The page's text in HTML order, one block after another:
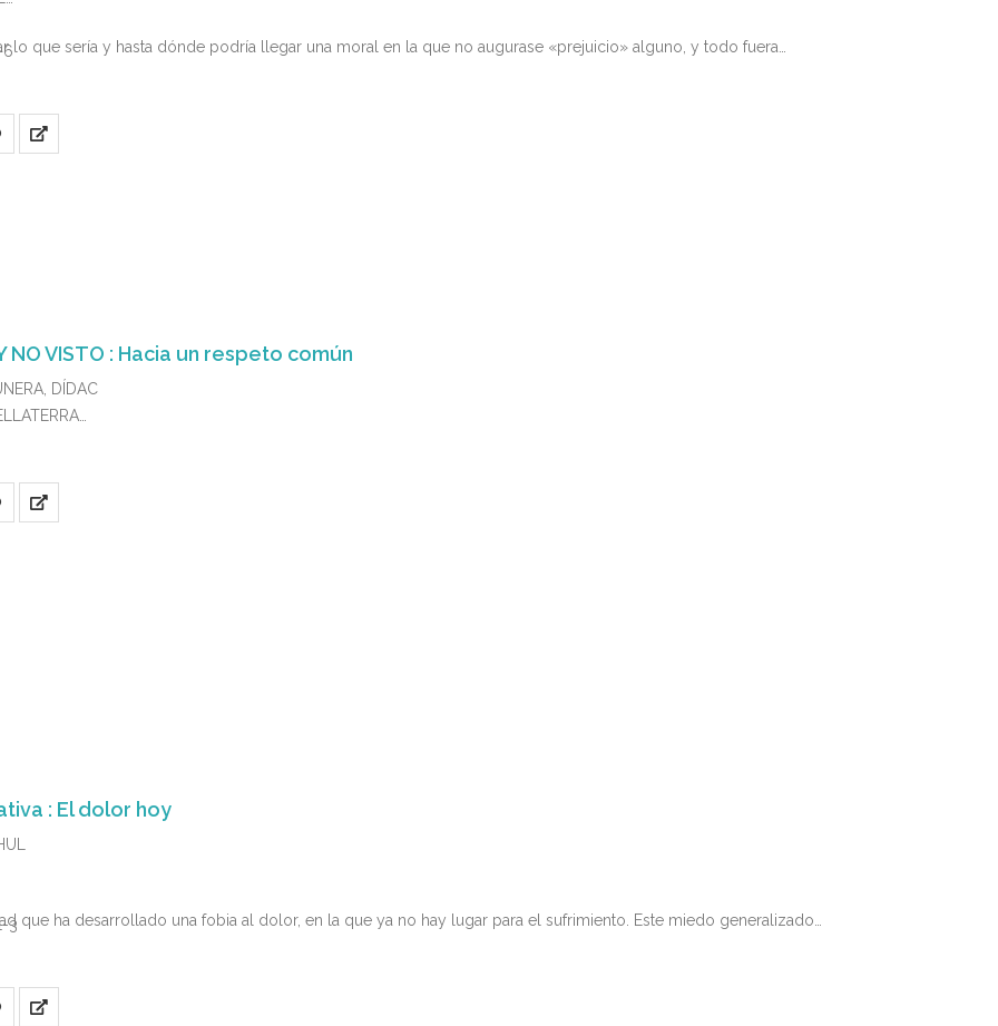
6lo que sería y hasta dónde podría llegar una moral en la que no augurase «prejuicio» alguno, y todo fuera…
NO VISTO : Hacia un respeto común
DÍDAC
no visto, en el cual parece que no queramos profundizar, pero que contiene antídotos contra el fanatismo…
: El dolor hoy
3 que ha desarrollado una fobia al dolor, en la que ya no hay lugar para el sufrimiento. Este miedo generalizado…